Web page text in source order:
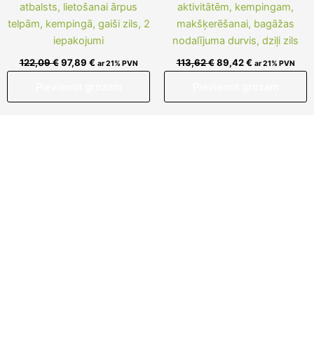
atbalsts, lietošanai ārpus
telpām, kempingā, gaiši zils, 2
iepakojumi
122,09€ 97,89 € ar 21% PVN
aktivitātēm, kempingam,
makšķerēšanai, bagāžas
nodalījuma durvis, dziļi zils
113,62€ 89,42€ ar 21% PVN